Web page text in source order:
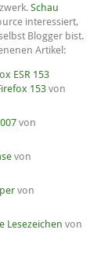
Schau
interessiert,
Blogger bist.
Artikel:
ESR 153
153 von
von
von
von
Lesezeichen von